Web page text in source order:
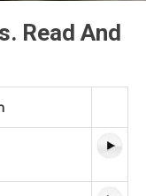
Read And